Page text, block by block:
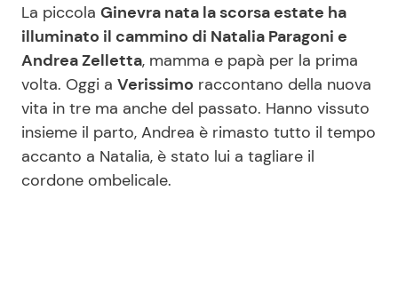
Mondo Mamma
News benessere
Salute
Le Ricette in TV
Primi Piatti
Ricette Facili e Veloci
La piccola Ginevra nata la scorsa estate ha
illuminato il cammino di Natalia Paragoni e
Andrea Zelletta, mamma e papà per la prima
volta. Oggi a Verissimo raccontano della nuova
vita in tre ma anche del passato. Hanno vissuto
insieme il parto, Andrea è rimasto tutto il tempo
accanto a Natalia, è stato lui a tagliare il
cordone ombelicale.